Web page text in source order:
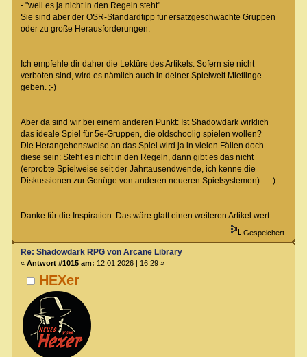
- "weil es ja nicht in den Regeln steht".
Sie sind aber der OSR-Standardtipp fürersatzgeschwächte Gruppen
oder zu große Herausforderungen.
Ich empfehle dir daher die Lektüre des Artikels. Sofern sie nicht
verboten sind, wird es nämlich auch in deiner Spielwelt Mietlinge
geben. ;-)
Aber da sind wir bei einem anderen Punkt: Ist Shadowdark wirklich
das ideale Spiel für 5e-Gruppen, die oldschoolig spielen wollen?
Die Herangehensweise an das Spiel wird ja in vielen Fällen doch
diese sein: Steht es nicht in den Regeln, dann gibt es das nicht
(erprobte Spielweise seit der Jahrtausendwende, ich kenne die
Diskussionen zur Genüge von anderen neueren Spielsystemen)... :-)
Danke für die Inspiration: Das wäre glatt einen weiteren Artikel wert.
Gespeichert
HEXer
Re: Shadowdark RPG von Arcane Library
« Antwort #1015 am: 12.01.2026 | 16:29 »